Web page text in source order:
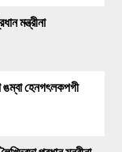
মন্ত্রীনা
ঙম্বা হেনগৎলকপগী